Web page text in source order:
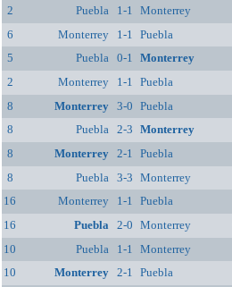
2
Puebla 1-1 Monterrey
6
Monterrey 1-1 Puebla
5
Puebla 0-1 Monterrey
2
Monterrey 1-1 Puebla
8
Monterrey 3-0 Puebla
8
Puebla 2-3 Monterrey
8
Monterrey 2-1 Puebla
8
Puebla 3-3 Monterrey
16
Monterrey 1-1 Puebla
16
Puebla 2-0 Monterrey
10
Puebla 1-1 Monterrey
10
Monterrey 2-1 Puebla